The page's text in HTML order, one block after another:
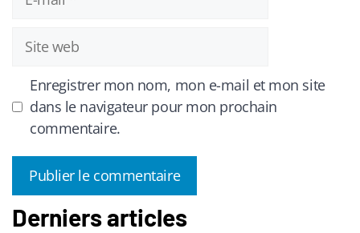
mail
Site
web
Enregistrer mon nom, mon e-mail et mon site
dans le navigateur pour mon prochain
commentaire.
A
Derniers articles